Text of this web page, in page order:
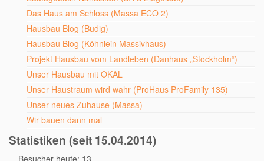
Das Haus am Schloss (Massa ECO 2)
Hausbau Blog (Budig)
Hausbau Blog (Köhnlein Massivhaus)
Projekt Hausbau vom Landleben (Danhaus „Stockholm“)
Unser Hausbau mit OKAL
Unser Haustraum wird wahr (ProHaus ProFamily 135)
Unser neues Zuhause (Massa)
Wir bauen dann mal
Statistiken (seit 15.04.2014)